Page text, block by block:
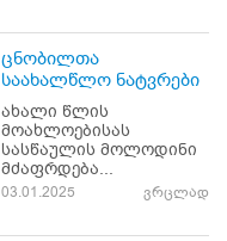
ცნობილთა
საახალწლო ნატვრები
ახალი წლის
მოახლოებისას
სასწაულის მოლოდინი
მძაფრდება...
03.01.2025 ვრცლად